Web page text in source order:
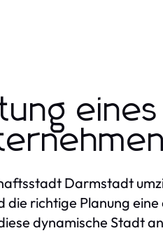
Darmstadt
die richtige Planung
dynamische Stadt